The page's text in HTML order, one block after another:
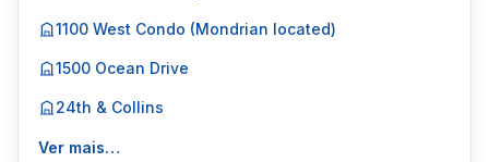
1100 West Condo (Mondrian located)
1500 Ocean Drive
24th & Collins
Ver mais…